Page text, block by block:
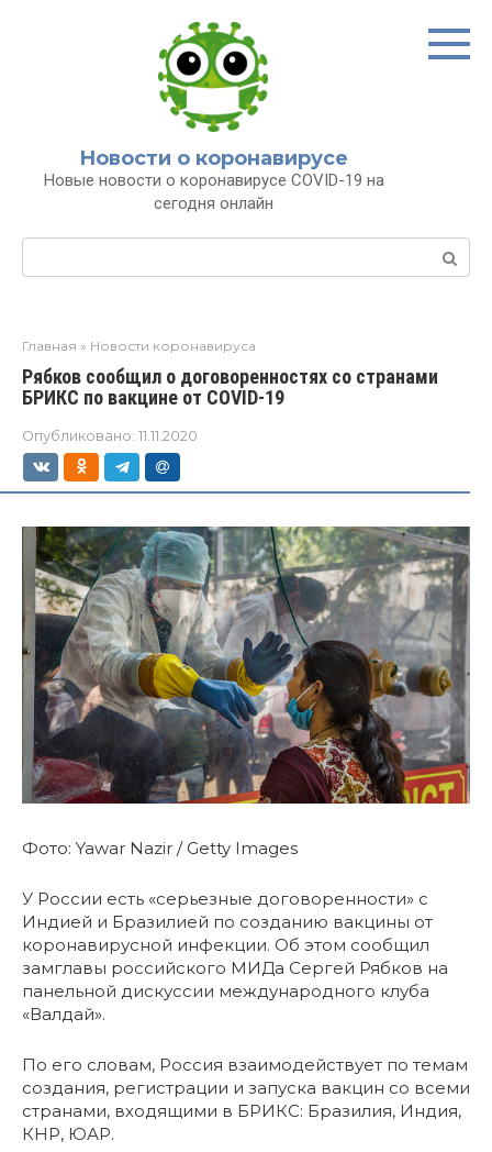
Новости о коронавирусе
Новые новости о коронавирусе COVID-19 на
сегодня онлайн
Главная » Новости коронавируса
Рябков сообщил о договоренностях со странами
БРИКС по вакцине от COVID-19
Опубликовано: 11.11.2020
Фото: Yawar Nazir / Getty Images
У России есть «серьезные договоренности» с
Индией и Бразилией по созданию вакцины от
коронавирусной инфекции. Об этом сообщил
замглавы российского МИДа Сергей Рябков на
панельной дискуссии международного клуба
«Валдай».
По его словам, Россия взаимодействует по темам
создания, регистрации и запуска вакцин со всеми
странами, входящими в БРИКС: Бразилия, Индия,
КНР, ЮАР.